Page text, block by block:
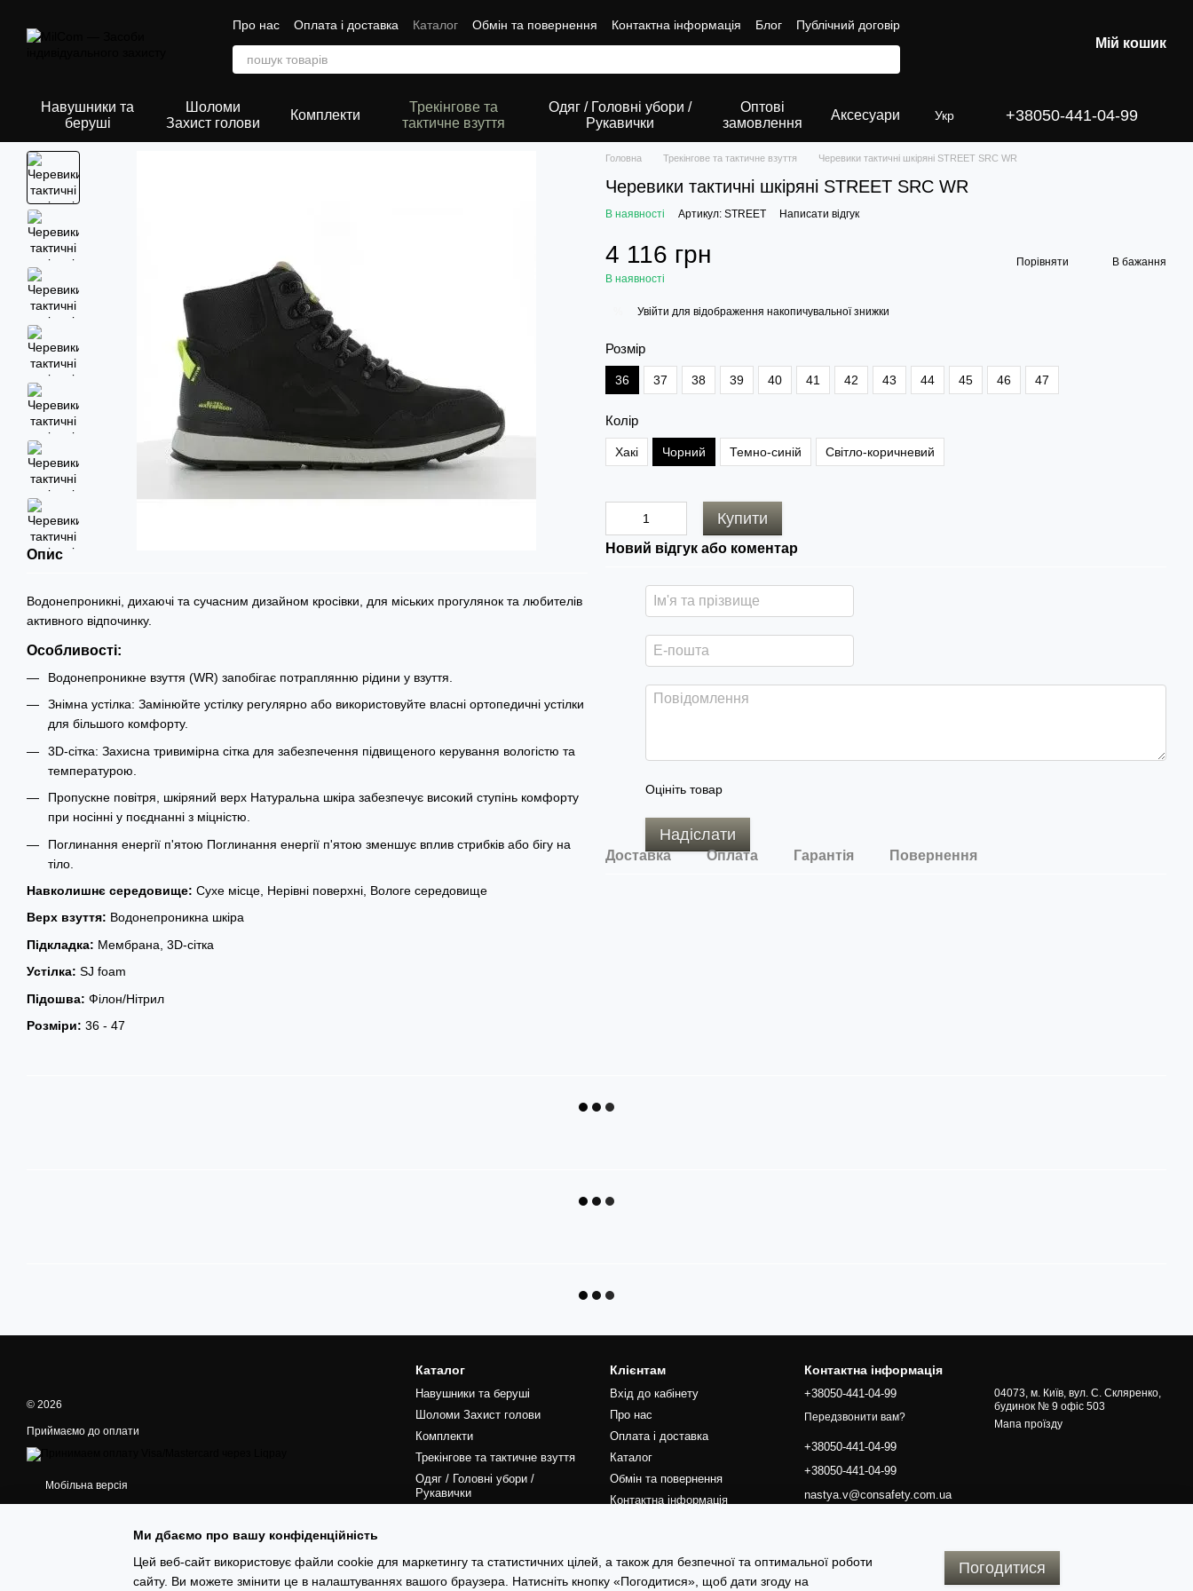
Про нас Оплата і доставка Каталог Обмін та повернення Контактна інформація Блог
Публічний договір
Сертифікати
Мій кошик
Навушники та
беруші
Шоломи
Захист голови
Комплекти
Трекінгове та
тактичне взуття
Одяг / Головні убори /
Рукавички
Оптові
замовлення
Аксесуари Укр +38050-441-04-99
Опис
Водонепроникні, дихаючі та сучасним дизайном кросівки, для міських прогулянок та любителів
активного відпочинку.
Особливості:
Водонепроникне взуття (WR) запобігає потраплянню рідини у взуття.
Знімна устілка: Замінюйте устілку регулярно або використовуйте власні ортопедичні устілки
для більшого комфорту.
3D-сітка: Захисна тривимірна сітка для забезпечення підвищеного керування вологістю та
температурою.
Пропускне повітря, шкіряний верх Натуральна шкіра забезпечує високий ступінь комфорту
при носінні у поєднанні з міцністю.
Поглинання енергії п'ятою Поглинання енергії п'ятою зменшує вплив стрибків або бігу на
тіло.
Навколишнє середовище: Сухе місце, Нерівні поверхні, Вологе середовище
Верх взуття: Водонепроникна шкіра
Підкладка: Мембрана, 3D-сітка
Устілка: SJ foam
Підошва: Філон/Нітрил
Розміри: 36 - 47
Головна Трекінгове та тактичне взуття Черевики тактичні шкіряні STREET SRC WR
Черевики тактичні шкіряні STREET SRC WR
В наявності Артикул: STREET Написати відгук
4 116 грн
В наявності
Порівняти В бажання
Увійти для відображення накопичувальної знижки
Розмір
36 37 38 39 40 41 42 43 44 45 46 47
Колір
Хакі Чорний Темно-синій Світло-коричневий
Купити
Новий відгук або коментар
Оцініть товар
Надіслати
Доставка Оплата Гарантія Повернення
© 2026
Приймаємо до оплати
Мобільна версія
Каталог
Навушники та беруші
Шоломи Захист голови
Комплекти
Трекінгове та тактичне взуття
Одяг / Головні убори /
Рукавички
Клієнтам
Вхід до кабінету
Про нас
Оплата і доставка
Каталог
Обмін та повернення
Контактна інформація
Сертифікати
Контактна інформація
+38050-441-04-99
Передзвонити вам?
+38050-441-04-99
+38050-441-04-99
nastya.v@consafety.com.ua
04073, м. Київ, вул. С. Скляренко,
будинок № 9 офіс 503
Мапа проїзду
Ми дбаємо про вашу конфіденційність
Цей веб-сайт використовує файли cookie для маркетингу та статистичних цілей, а також для безпечної та оптимальної роботи
сайту. Ви можете змінити це в налаштуваннях вашого браузера. Натисніть кнопку «Погодитися», щоб дати згоду на
Погодитися